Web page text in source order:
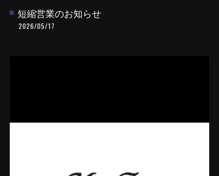
短縮営業のお知らせ
2026/05/17